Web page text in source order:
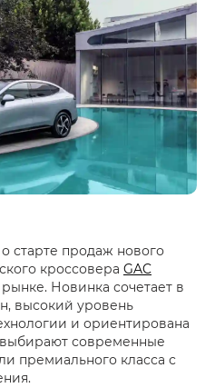
старте продаж нового
кроссовера GAC
Новинка сочетает в
высокий уровень
и ориентирована
современные
премиального класса с